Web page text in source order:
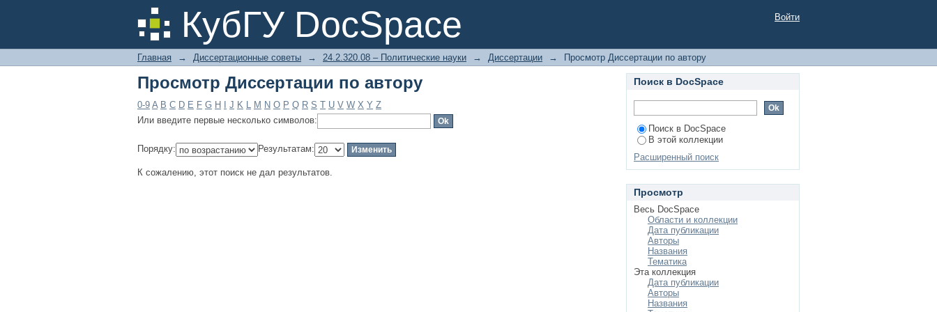
КубГУ DocSpace
Просмотр Диссертации по автору Войти
Главная → Диссертационные советы → 24.2.320.08 – Политические науки → Диссертации → Просмотр Диссертации по автору
Просмотр Диссертации по автору
0-9 A B C D E F G H J K L M N O P Q R S T U V W X Y Z
Или введите первые несколько символов:
Порядку: Результатам:
К сожалению, этот поиск не дал результатов.
Поиск в DocSpace
Поиск в DocSpace
В этой коллекции
Расширенный поиск
Просмотр
Весь DocSpace
Области и коллекции
Дата публикации
Авторы
Названия
Тематика
Эта коллекция
Дата публикации
Авторы
Названия